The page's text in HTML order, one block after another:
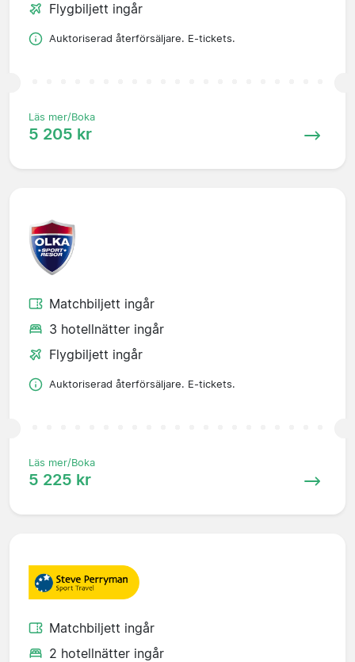
Flygbiljett ingår
Auktoriserad återförsäljare. E-tickets.
Läs mer/Boka
5 205 kr
Matchbiljett ingår
3 hotellnätter ingår
Flygbiljett ingår
Auktoriserad återförsäljare. E-tickets.
Läs mer/Boka
5 225 kr
Matchbiljett ingår
2 hotellnätter ingår